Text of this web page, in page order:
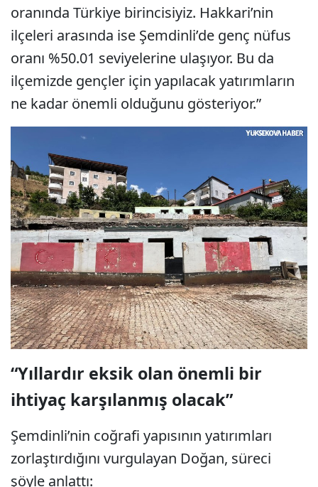
oranında Türkiye birincisiyiz. Hakkari’nin
ilçeleri arasında ise Şemdinli’de genç nüfus
oranı %50.01 seviyelerine ulaşıyor. Bu da
ilçemizde gençler için yapılacak yatırımların
ne kadar önemli olduğunu gösteriyor.”
“Yıllardır eksik olan önemli bir
ihtiyaç karşılanmış olacak”
Şemdinli’nin coğrafi yapısının yatırımları
zorlaştırdığını vurgulayan Doğan, süreci
şöyle anlattı: